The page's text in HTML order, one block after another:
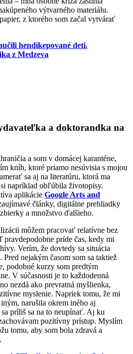
výtvarného materiálu.
z ktorého som začal vytvárať
hendikepované deti.
z Medzeva
a doktorandka na
a som v domácej karanténe,
kníh, ktoré priamo nesúvisia s mojou
sa aj na literatúru, ktorá ma
napríklad obľúbila životopisy.
aplikácie Google Arts and
články, digitálne prehliadky
a množstvo ďalšieho.
môžem pracovať relatívne bez
príde čas, kedy mi
Verím, že dovtedy sa situácia
Pred nejakým časom som sa taktiež
podobné kurzy som predtým
V súčasnosti je to každodenná
nezdá ako prevratná myšlienka,
myslenie. Napriek tomu, že mi
narušila okrem iného aj
príliš sa na to neupínať. Aj ku
pozitívny prístup. Myslím
tomu, aby som bola zdravá a